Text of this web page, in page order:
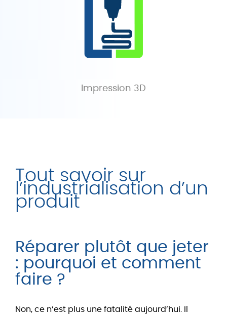
Impression 3D
Tout savoir sur
l’industrialisation d’un
produit
Réparer plutôt que jeter
: pourquoi et comment
faire ?
Non, ce n’est plus une fatalité aujourd’hui. Il